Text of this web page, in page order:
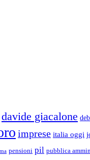
davide giacalone
imprese italia oggi
pensioni pil pubblica